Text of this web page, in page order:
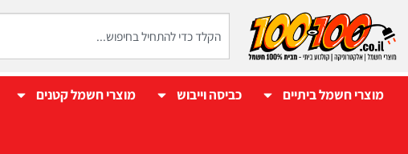
מוצרי חשמל ביתיים כביסה וייבוש מוצרי חשמל קטנים